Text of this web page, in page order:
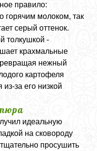
правило:
горячим молоком, так
серый оттенок.
толкушкой -
крахмальные
нежный
картофеля
за его низкой
идеальную
на сковороду
просушить